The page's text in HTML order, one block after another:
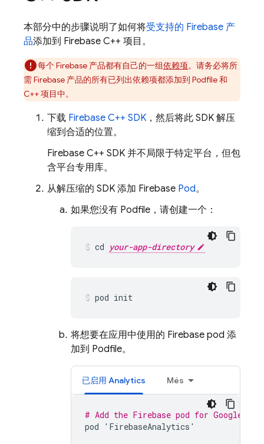
本部分中的步骤说明了如何将受支持的 Firebase 产
品添加到 Firebase C++ 项目。
每个 Firebase 产品都有自己的一组依赖项。请务必将所
需 Firebase 产品的所有已列出依赖项都添加到 Podfile 和
C++ 项目中。
下载 Firebase C++ SDK ，然后将此 SDK 解压
缩到合适的位置。
Firebase C++ SDK 并不局限于特定平台，但包
含平台专用库。
从解压缩的 SDK 添加 Firebase Pod。
如果您没有 Podfile，请创建一个：
cd your-app-directory
pod init
将想要在应用中使用的 Firebase pod 添
加到 Podfile。
已启用 Analytics Més
# Add the Firebase pod for Google
pod
' FirebaseAnalytics '